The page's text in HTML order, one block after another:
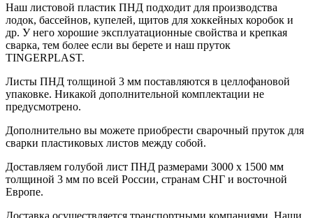
Наш листовой пластик ПНД подходит для производства
лодок, бассейнов, купелей, щитов для хоккейных коробок и
др. У него хорошие эксплуатационные свойства и крепкая
сварка, тем более если вы берете и наш пруток
TINGERPLAST.
Листы ПНД толщиной 3 мм поставляются в целлофановой
упаковке. Никакой дополнительной комплектации не
предусмотрено.
Дополнительно вы можете приобрести сварочный пруток для
сварки пластиковых листов между собой.
Доставляем голубой лист ПНД размерами 3000 x 1500 мм
толщиной 3 мм по всей России, странам СНГ и восточной
Европе.
Доставка осуществляется транспортными компаниями. Наши